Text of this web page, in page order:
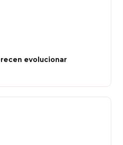
evolucionar